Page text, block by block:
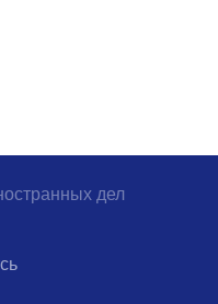
дел